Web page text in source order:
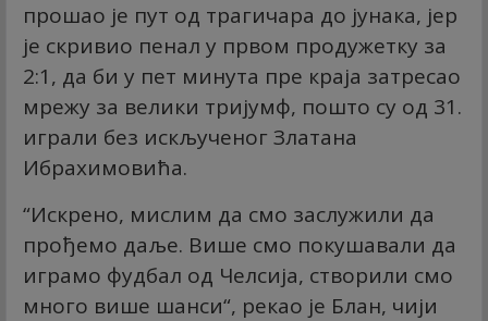
прошао је пут од трагичара до јунака, јер
је скривио пенал у првом продужетку за
2:1, да би у пет минута пре краја затресао
мрежу за велики тријумф, пошто су од 31.
играли без искљученог Златана
Ибрахимовића.
“Искрено, мислим да смо заслужили да
прођемо даље. Више смо покушавали да
играмо фудбал од Челсија, створили смо
много више шанси“, рекао је Блан, чији